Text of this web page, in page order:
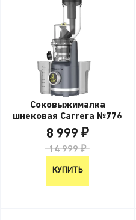
Соковыжималка
шнековая Carrera №776
8 999 ₽
14 999 ₽
КУПИТЬ